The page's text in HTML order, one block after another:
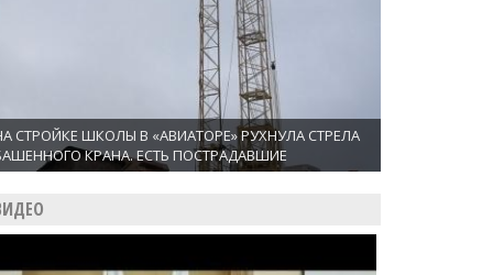
СТРОЙКЕ ШКОЛЫ В «АВИАТОРЕ» РУХНУЛА СТРЕЛА
КРАНА. ЕСТЬ ПОСТРАДАВШИЕ